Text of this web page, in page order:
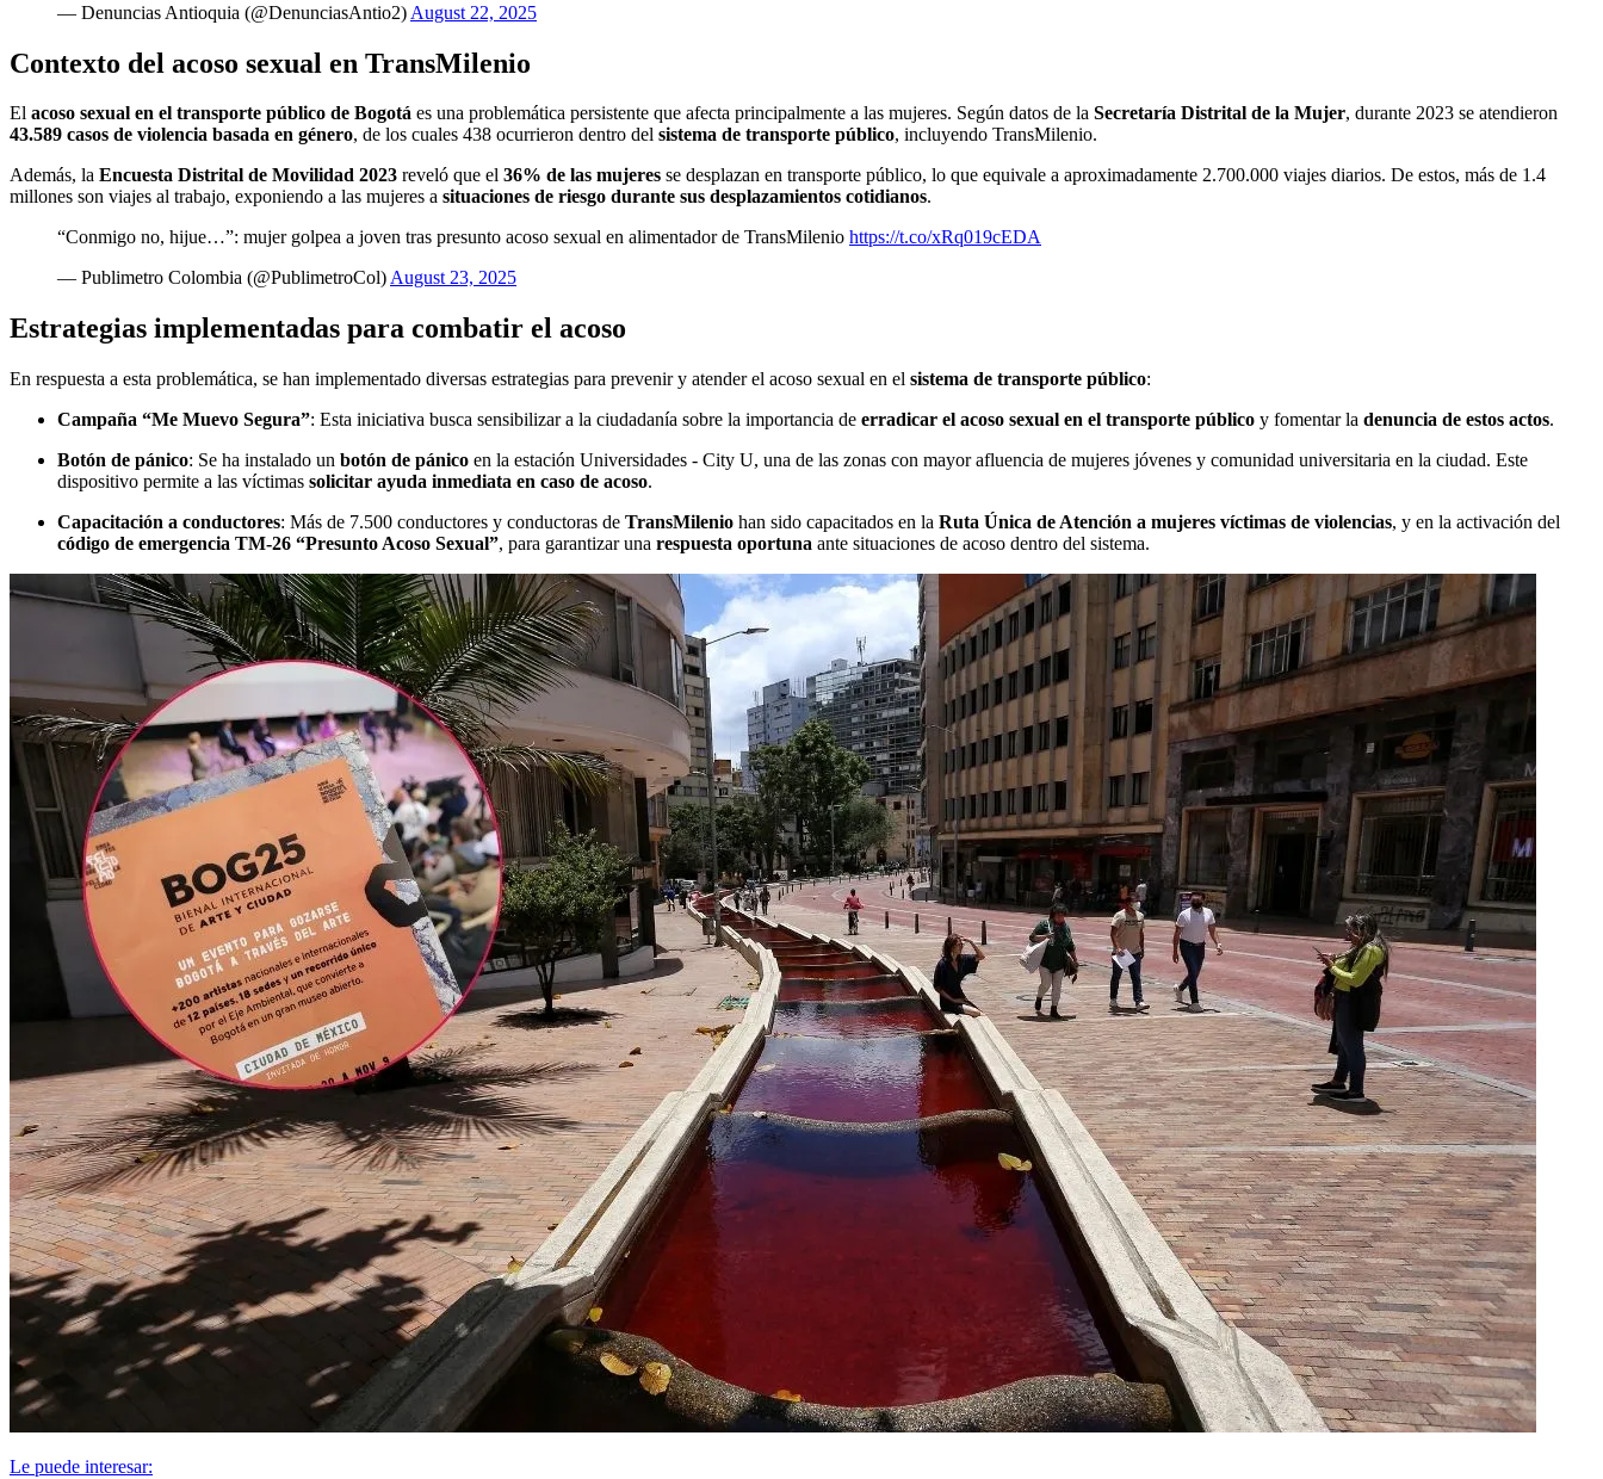
— Denuncias Antioquia (@DenunciasAntio2) August 22, 2025
Contexto del acoso sexual en TransMilenio
El acoso sexual en el transporte público de Bogotá es una problemática persistente que afecta principalmente a las mujeres. Según datos de la Secretaría Distrital de la Mujer, durante 2023 se atendieron
43.589 casos de violencia basada en género, de los cuales 438 ocurrieron dentro del sistema de transporte público, incluyendo TransMilenio.
Además, la Encuesta Distrital de Movilidad 2023 reveló que el 36% de las mujeres se desplazan en transporte público, lo que equivale a aproximadamente 2.700.000 viajes diarios. De estos, más de 1.4
millones son viajes al trabajo, exponiendo a las mujeres a situaciones de riesgo durante sus desplazamientos cotidianos.
“Conmigo no, hijue…”: mujer golpea a joven tras presunto acoso sexual en alimentador de TransMilenio https://t.co/xRq019cEDA
— Publimetro Colombia (@PublimetroCol)August 23, 2025
Estrategias implementadas para combatir el acoso
En respuesta a esta problemática, se han implementado diversas estrategias para prevenir y atender el acoso sexual en el sistema de transporte público:
Campaña “Me Muevo Segura”: Esta iniciativa busca sensibilizar a la ciudadanía sobre la importancia de erradicar el acoso sexual en el transporte público y fomentar la denuncia de estos actos.
Botón de pánico: Se ha instalado un botón de pánico en la estación Universidades - City U, una de las zonas con mayor afluencia de mujeres jóvenes y comunidad universitaria en la ciudad. Este
dispositivo permite a las víctimas solicitar ayuda inmediata en caso de acoso.
Capacitación a conductores: Más de 7.500 conductores y conductoras de TransMilenio han sido capacitados en la Ruta Única de Atención a mujeres víctimas de violencias, y en la activación del
código de emergencia TM-26 “Presunto Acoso Sexual”, para garantizar una respuesta oportuna ante situaciones de acoso dentro del sistema.
Le puede interesar: